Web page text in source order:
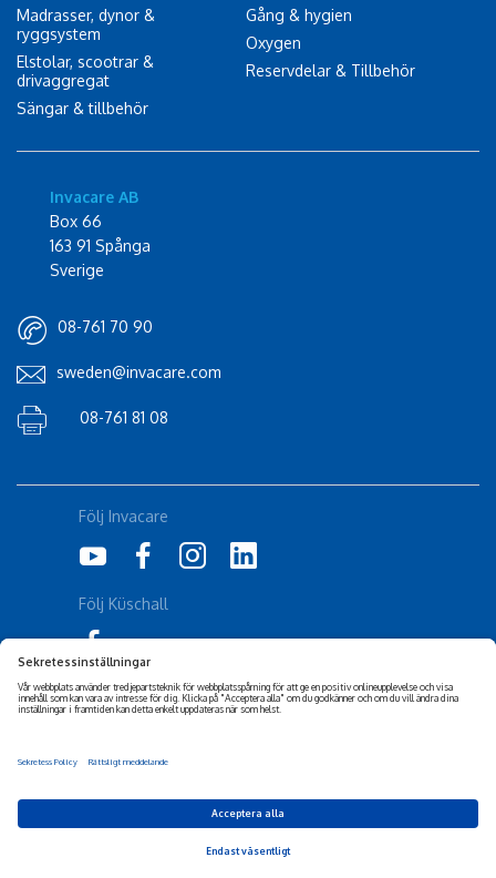
Madrasser, dynor &
ryggsystem
Elstolar, scootrar &
drivaggregat
Sängar & tillbehör
Gång & hygien
Oxygen
Reservdelar & Tillbehör
Invacare AB
Box 66
163 91 Spånga
Sverige
08-761 70 90
sweden@invacare.com
08-761 81 08
Tillgänglighetsuttalande
Följ Invacare
Följ Küschall